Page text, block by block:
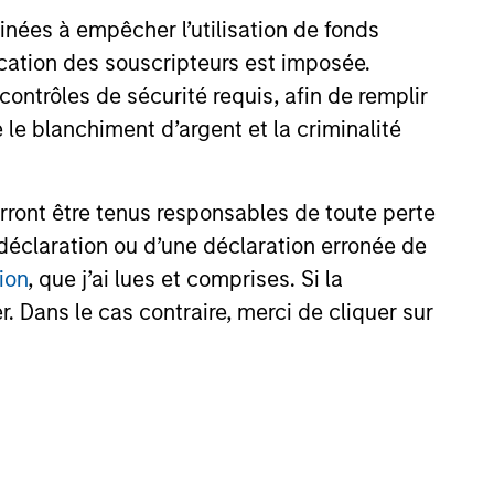
à empêcher l’utilisation de fonds
des souscripteurs est imposée.
de sécurité requis, afin de remplir
blanchiment d’argent et la criminalité
être tenus responsables de toute perte
ou d’une déclaration erronée de
, que j’ai lues et comprises. Si la
Dans le cas contraire, merci de cliquer sur
Social and
(ESG) factors. The new
meet the SFDR Article 9
have a sustainable investment
the ESG spectrum. This
and should not be construed as an
in which such offer or solicitation,